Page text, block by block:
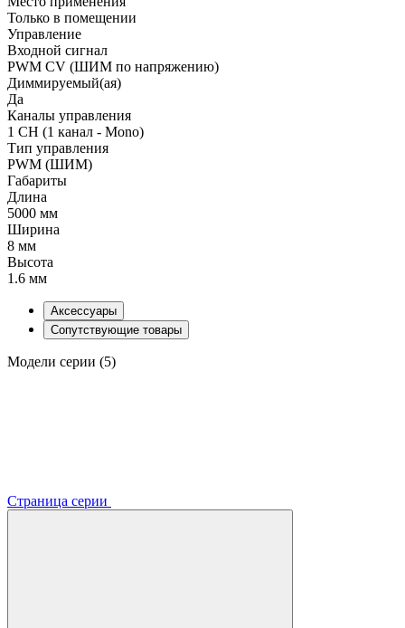
Только в помещении
Управление
Входной сигнал
PWM СV (ШИМ по напряжению)
Диммируемый(ая)
Да
Каналы управления
1 CH (1 канал - Mono)
Тип управления
PWM (ШИМ)
Габариты
Длина
5000 мм
Ширина
8 мм
Высота
1.6 мм
Аксессуары
Сопутствующие товары
Модели серии (5)
Страница серии